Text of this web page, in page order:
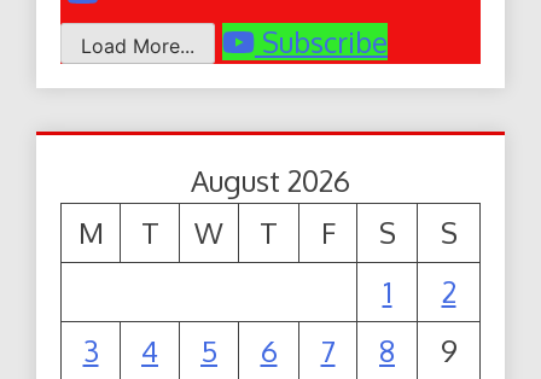
Load More... Subscribe
August 2026
M
T W T F S
S
1
2
3
4 5 6 7 8
9